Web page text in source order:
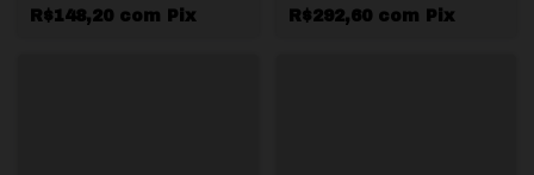
R$148,20 com Pix
R$292,60 com Pix